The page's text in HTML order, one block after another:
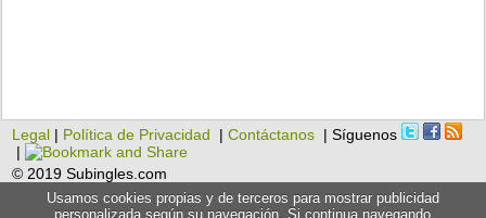
Legal | Política de Privacidad |Contáctanos | Síguenos
|
© 2019 Subingles.com
Usamos cookies propias y de terceros para mostrar publicidad
personalizada según su navegación. Si continua navegando